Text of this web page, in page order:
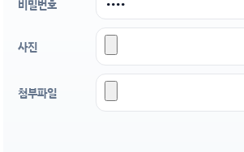
비밀번호
사진
첨부파일